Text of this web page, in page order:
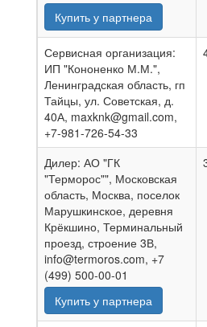
Купить у партнера
Сервисная организация:
ИП "Кононенко М.М.",
Ленинградская область, гп
Тайцы, ул. Советская, д.
40А, maxknk@gmail.com,
+7-981-726-54-33
Дилер: АО "ГК
"Терморос"", Московская
область, Москва, поселок
Марушкинское, деревня
Крёкшино, Терминальный
проезд, строение 3В,
info@termoros.com, +7
(499) 500-00-01
Купить у партнера